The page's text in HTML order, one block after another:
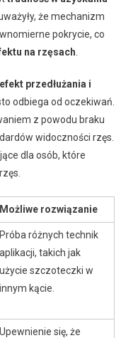
że mechanizm
pokrycie, co
na rzęsach
efekt przedłużania i
odbiega od oczekiwań.
z powodu braku
widoczności rzęs.
dla osób, które
Możliwe rozwiązanie
Próba różnych technik
aplikacji, takich jak
użycie szczoteczki w
innym kącie.
Upewnienie się, że